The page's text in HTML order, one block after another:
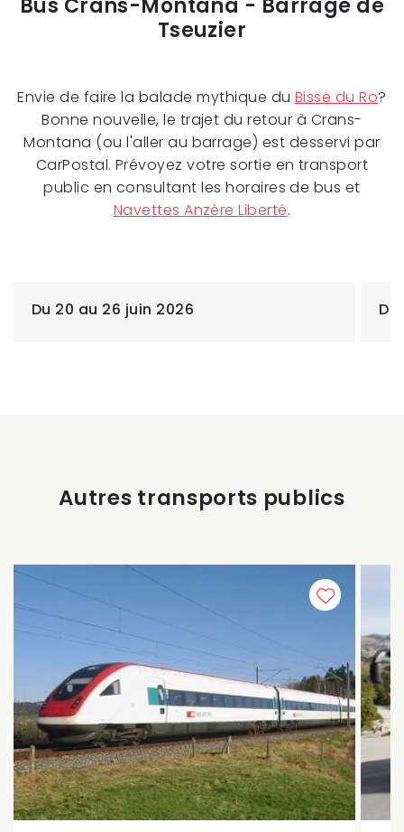
Bus Crans-Montana - Barrage de
Tseuzier
Envie de faire la balade mythique du Bisse du Ro?
Bonne nouvelle, le trajet du retour à Crans-
Montana (ou l'aller au barrage) est desservi par
CarPostal. Prévoyez votre sortie en transport
public en consultant les horaires de bus et
Navettes Anzère Liberté.
Du 20 au 26 juin 2026
Autres transports publics